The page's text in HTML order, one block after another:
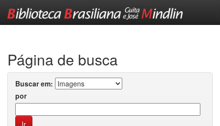
Página de busca
Buscar em:
por